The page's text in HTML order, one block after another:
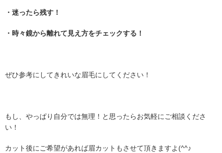
・迷ったら残す！
・時々鏡から離れて見え方をチェックする！
ぜひ参考にしてきれいな眉毛にしてください！
もし、やっぱり自分では無理！と思ったらお気軽にご相談くださ
い！
カット後にご希望があれば眉カットもさせて頂きますよ(^^♪